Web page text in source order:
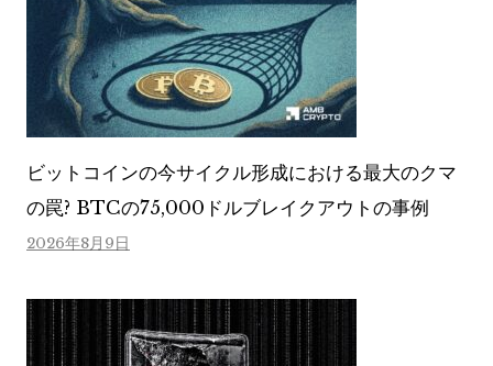
ビットコインの今サイクル形成における最大のクマ
の罠? BTCの75,000ドルブレイクアウトの事例
2026年8月9日